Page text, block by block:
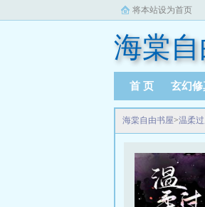
将本站设为首页
海棠
首 页 玄幻修
海棠自由书屋>温柔